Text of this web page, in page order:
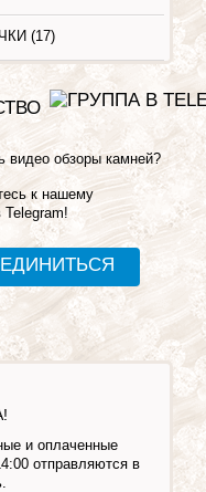
(17)
видео обзоры камней?
к нашему
и оплаченные
отправляются в